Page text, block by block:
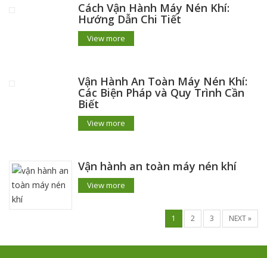
Cách Vận Hành Máy Nén Khí:
Hướng Dẫn Chi Tiết
View more
Vận Hành An Toàn Máy Nén Khí:
Các Biện Pháp và Quy Trình Cần
Biết
View more
Vận hành an toàn máy nén khí
View more
1 2 3 NEXT »